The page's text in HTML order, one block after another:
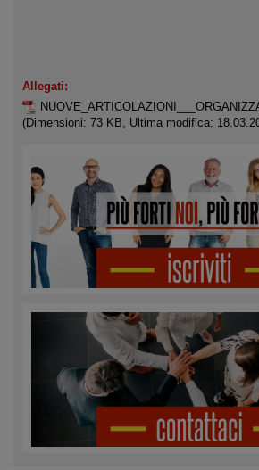
Allegati:
(Dimensioni: 73 KB, Ultima modifica: